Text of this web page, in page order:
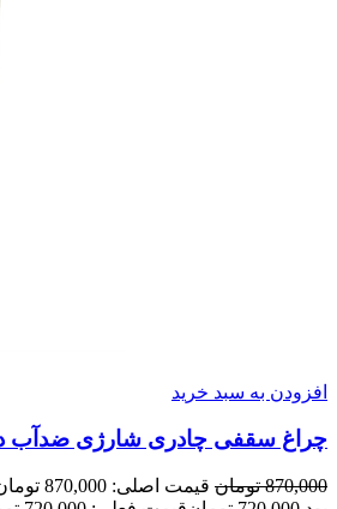
افزودن به سبد خرید
چراغ سقفی چادری شارژی ضدآب
870,000 تومان
قیمت اصلی: 870,000